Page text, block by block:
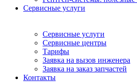
Сервисные услуги
Сервисные услуги
Сервисные центры
Тарифы
Заявка на вызов инженера
Заявка на заказ запчастей
Контакты